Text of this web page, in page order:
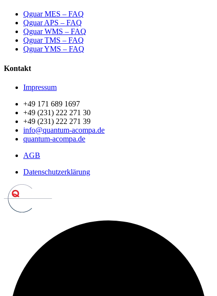
Qguar MES – FAQ
Qguar APS – FAQ
Qguar WMS – FAQ
Qguar TMS – FAQ
Qguar YMS – FAQ
Kontakt
Impressum
+49 171 689 1697
+49 (231) 222 271 30
+49 (231) 222 271 39
info@quantum-acompa.de
quantum-acompa.de
AGB
Datenschutzerklärung